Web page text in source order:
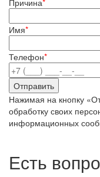
Причина*
Имя*
Телефон*
Нажимая на кнопку
обработку своих
информационных
Есть